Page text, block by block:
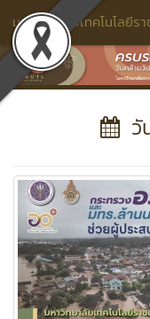
มหาวิทยาลัยเทคโนโลยีร